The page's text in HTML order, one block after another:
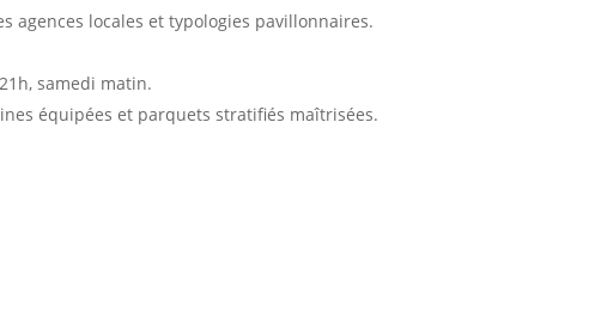
agences locales et typologies pavillonnaires.
samedi matin.
équipées et parquets stratifiés maîtrisées.